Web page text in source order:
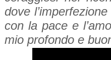
dove
con la pace e
mio profondo e